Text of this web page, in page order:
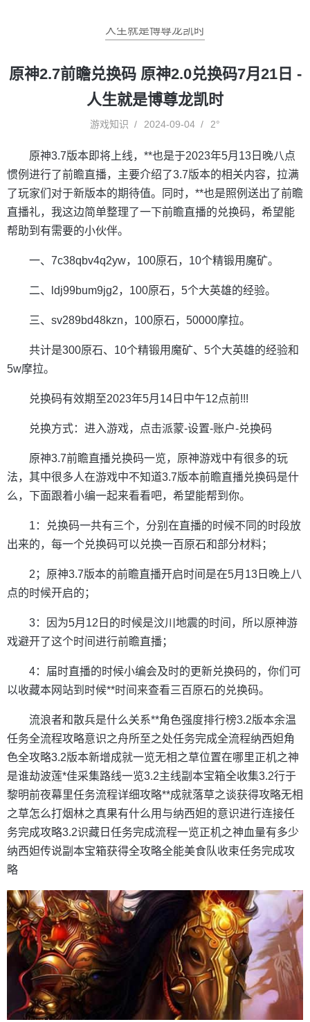
人生就是博尊龙凯时
原神2.7前瞻兑换码 原神2.0兑换码7月21日 -
人生就是博尊龙凯时
游戏知识 2024-09-04 2°
原神3.7版本即将上线，**也是于2023年5月13日晚八点
惯例进行了前瞻直播，主要介绍了3.7版本的相关内容，拉满
了玩家们对于新版本的期待值。同时，**也是照例送出了前瞻
直播礼，我这边简单整理了一下前瞻直播的兑换码，希望能
帮助到有需要的小伙伴。
一、7c38qbv4q2yw，100原石，10个精锻用魔矿。
二、ldj99bum9jg2，100原石，5个大英雄的经验。
三、sv289bd48kzn，100原石，50000摩拉。
共计是300原石、10个精锻用魔矿、5个大英雄的经验和
5w摩拉。
兑换码有效期至2023年5月14日中午12点前!!!
兑换方式：进入游戏，点击派蒙-设置-账户-兑换码
原神3.7前瞻直播兑换码一览，原神游戏中有很多的玩
法，其中很多人在游戏中不知道3.7版本前瞻直播兑换码是什
么，下面跟着小编一起来看看吧，希望能帮到你。
1：兑换码一共有三个，分别在直播的时候不同的时段放
出来的，每一个兑换码可以兑换一百原石和部分材料；
2；原神3.7版本的前瞻直播开启时间是在5月13日晚上八
点的时候开启的；
3：因为5月12日的时候是汶川地震的时间，所以原神游
戏避开了这个时间进行前瞻直播；
4：届时直播的时候小编会及时的更新兑换码的，你们可
以收藏本网站到时候**时间来查看三百原石的兑换码。
流浪者和散兵是什么关系**角色强度排行榜3.2版本余温
任务全流程攻略意识之舟所至之处任务完成全流程纳西妲角
色全攻略3.2版本新增成就一览无相之草位置在哪里正机之神
是谁劫波莲*佳采集路线一览3.2主线副本宝箱全收集3.2行于
黎明前夜幕里任务流程详细攻略**成就落草之谈获得攻略无相
之草怎么打烟林之真果有什么用与纳西妲的意识进行连接任
务完成攻略3.2识藏日任务完成流程一览正机之神血量有多少
纳西妲传说副本宝箱获得全攻略全能美食队收束任务完成攻
略